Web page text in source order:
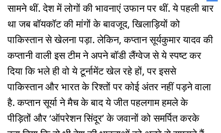
सामने थीं. देश में लोगों की भावनाएं उफान पर थीं. ये पहली बार
था जब बॉयकॉट की मांगों के बावजूद, खिलाड़ियों को
पाकिस्तान से खेलना पड़ा. लेकिन, कप्तान सूर्यकुमार यादव की
कप्तानी वाली इस टीम ने अपने बॉडी लैंग्वेज से ये स्पष्ट कर
दिया कि भले ही वो ये टूर्नामेंट खेल रहे हों, पर इससे
पाकिस्तान और भारत के रिश्तों पर कोई अंतर नहीं पड़ने वाला
है. कप्तान सूर्या ने मैच के बाद ये जीत पहलगाम हमले के
पीड़‍ितों और ‘ऑपरेशन सिंदूर’ के जवानों को समर्प‍ित करके